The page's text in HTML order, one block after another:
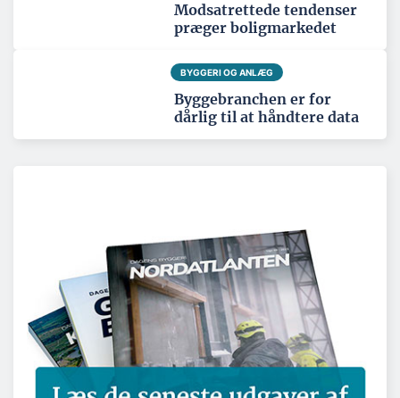
Modsatrettede tendenser
præger boligmarkedet
BYGGERI OG ANLÆG
Byggebranchen er for
dårlig til at håndtere data